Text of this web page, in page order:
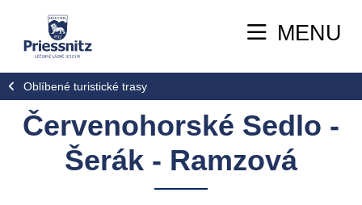
MENU
Oblíbené turistické trasy
Červenohorské Sedlo -
Šerák - Ramzová